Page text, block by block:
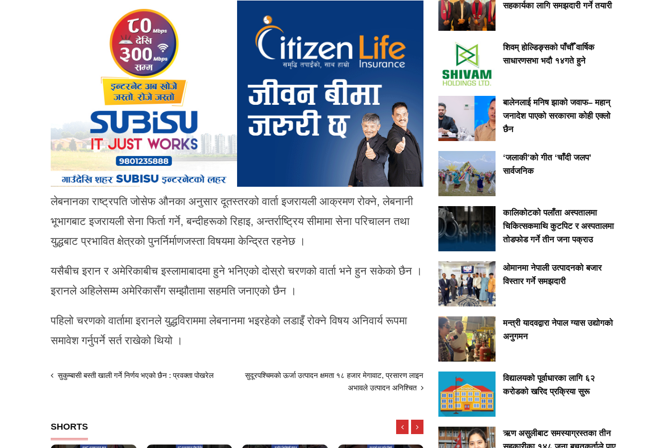
लेबनानका राष्ट्रपति जोसेफ औनका अनुसार दूतस्तरको वार्ता इजरायली आक्रमण रोक्ने, लेबनानी
भूभागबाट इजरायली सेना फिर्ता गर्ने, बन्दीहरूको रिहाइ, अन्तर्राष्ट्रिय सीमामा सेना परिचालन तथा
युद्धबाट प्रभावित क्षेत्रको पुनर्निर्माणजस्ता विषयमा केन्द्रित रहनेछ ।
यसैबीच इरान र अमेरिकाबीच इस्लामाबादमा हुने भनिएको दोस्रो चरणको वार्ता भने हुन सकेको छैन ।
इरानले अहिलेसम्म अमेरिकासँग सम्झौतामा सहमति जनाएको छैन ।
पहिलो चरणको वार्तामा इरानले युद्धविराममा लेबनानमा भइरहेको लडाइँ रोक्ने विषय अनिवार्य रूपमा
समावेश गर्नुपर्ने सर्त राखेको थियो ।
सुकुम्बासी बस्ती खाली गर्ने निर्णय भएको छैन : प्रवक्ता पोखरेल
सुदूरपश्चिमको ऊर्जा उत्पादन क्षमता १८ हजार मेगावाट, प्रसारण लाइन
अभावले उत्पादन अनिश्चित
SHORTS
सहकार्यका लागि समझदारी गर्ने तयारी
शिवम् होल्डिङ्सको पाँचौँ वार्षिक
साधारणसभा भदौ १४गते हुने
बालेनलाई मनिष झाको जवाफ– महान्
जनादेश पाएको सरकारमा कोही एक्लो
छैन
‘जलाकी’को गीत ‘चाँदी जलप’
सार्वजनिक
कालिकोटको पलाँता अस्पतालमा
चिकित्सकमाथि कुटपिट र अस्पतालमा
तोडफोड गर्ने तीन जना पक्राउ
ओमानमा नेपाली उत्पादनको बजार
विस्तार गर्ने समझदारी
मन्त्री यादवद्वारा नेपाल ग्यास उद्योगको
अनुगमन
विद्यालयको पूर्वाधारका लागि ६२
करोडको खरिद प्रक्रिया सुरू
ऋण असुलीबाट समस्याग्रस्तका तीन